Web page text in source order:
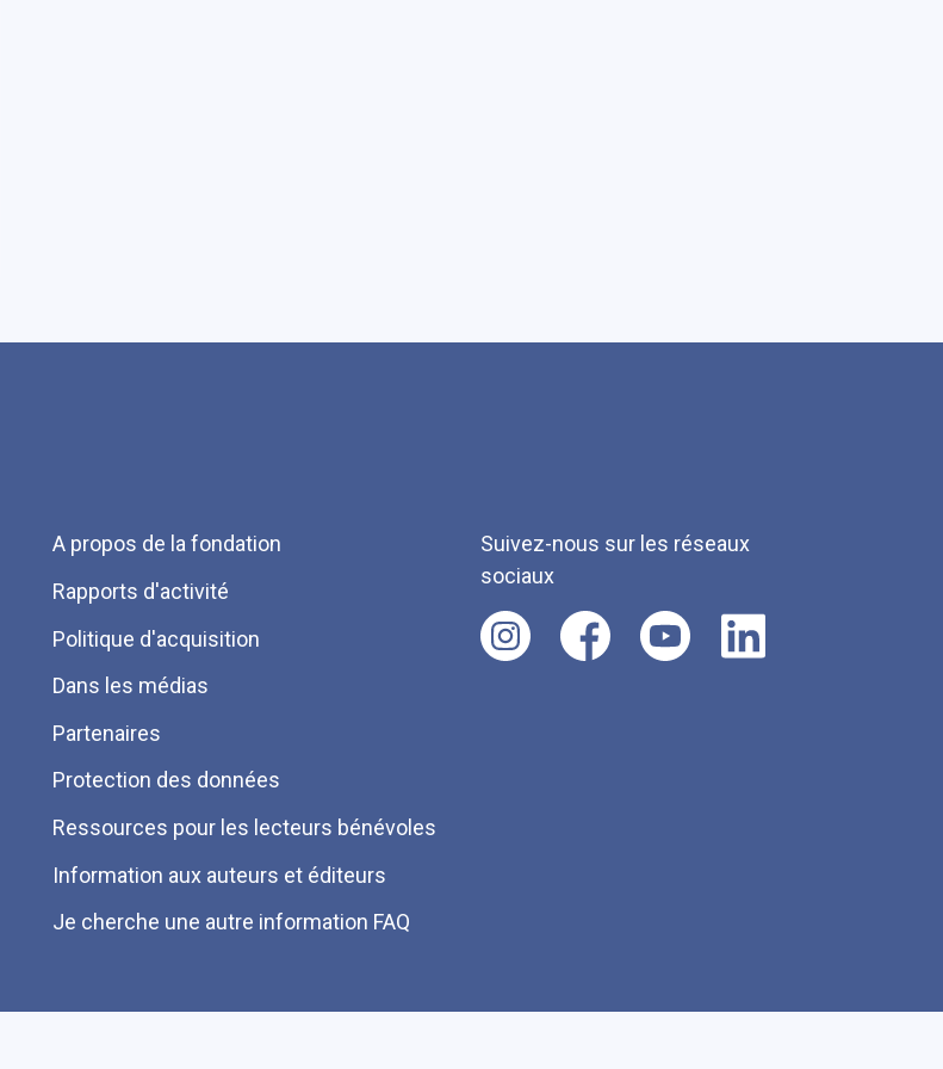
Menu
Pied
de
page
A propos de la fondation
Rapports d'activité
Politique d'acquisition
Dans les médias
Partenaires
Protection des données
Ressources pour les lecteurs bénévoles
Information aux auteurs et éditeurs
Je cherche une autre information FAQ
Suivez-nous sur les réseaux
sociaux